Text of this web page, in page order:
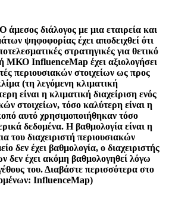
Ο άμεσος διάλογος με μια εταιρεία και
ψηφοφορίας έχει αποδειχθεί ότι
στρατηγικές για θετικό
ΜΚΟ InfluenceMap έχει αξιολογήσει
περιουσιακών στοιχείων ως προς
(τη λεγόμενη κλιματική
είναι η κλιματική διαχείριση ενός
στοιχείων, τόσο καλύτερη είναι η
αυτό χρησιμοποιήθηκαν τόσο
δεδομένα. Η βαθμολογία είναι η
του διαχειριστή περιουσιακών
δεν έχει βαθμολογία, ο διαχειριστής
δεν έχει ακόμη βαθμολογηθεί λόγω
του. Διαβάστε περισσότερα στο
InfluenceMap)